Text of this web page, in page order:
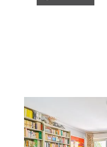
PARIS 75011
71,80 m
, 3 pièces
Ref : 15332